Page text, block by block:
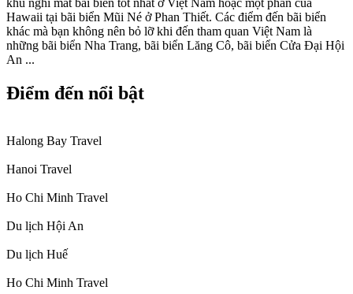
khu nghỉ mát bãi biển tốt nhất ở Việt Nam hoặc một phần của
Hawaii tại bãi biển Mũi Né ở Phan Thiết. Các điểm đến bãi biển
khác mà bạn không nên bỏ lỡ khi đến tham quan Việt Nam là
những bãi biển Nha Trang, bãi biển Lăng Cô, bãi biển Cửa Đại Hội
An ...
Điểm đến nổi bật
Halong Bay Travel
Hanoi Travel
Ho Chi Minh Travel
Du lịch Hội An
Du lịch Huế
Ho Chi Minh Travel